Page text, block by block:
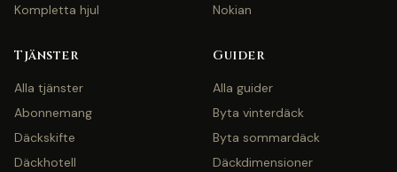
Kompletta hjul
Nokian
Tjänster
Alla tjänster
Abonnemang
Däckskifte
Däckhotell
Guider
Alla guider
Byta vinterdäck
Byta sommardäck
Däckdimensioner